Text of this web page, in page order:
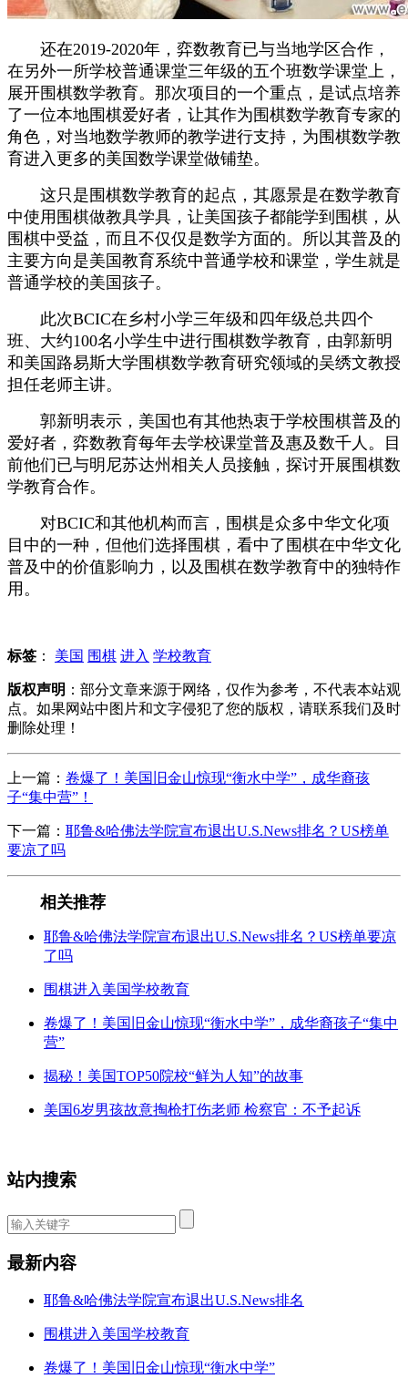
还在2019-2020年，弈数教育已与当地学区合作，
在另外一所学校普通课堂三年级的五个班数学课堂上，
展开围棋数学教育。那次项目的一个重点，是试点培养
了一位本地围棋爱好者，让其作为围棋数学教育专家的
角色，对当地数学教师的教学进行支持，为围棋数学教
育进入更多的美国数学课堂做铺垫。
这只是围棋数学教育的起点，其愿景是在数学教育
中使用围棋做教具学具，让美国孩子都能学到围棋，从
围棋中受益，而且不仅仅是数学方面的。所以其普及的
主要方向是美国教育系统中普通学校和课堂，学生就是
普通学校的美国孩子。
此次BCIC在乡村小学三年级和四年级总共四个
班、大约100名小学生中进行围棋数学教育，由郭新明
和美国路易斯大学围棋数学教育研究领域的吴绣文教授
担任老师主讲。
郭新明表示，美国也有其他热衷于学校围棋普及的
爱好者，弈数教育每年去学校课堂普及惠及数千人。目
前他们已与明尼苏达州相关人员接触，探讨开展围棋数
学教育合作。
对BCIC和其他机构而言，围棋是众多中华文化项
目中的一种，但他们选择围棋，看中了围棋在中华文化
普及中的价值影响力，以及围棋在数学教育中的独特作
用。
标签 ： 美国 围棋 进入 学校教育
版权声明 ：部分文章来源于网络，仅作为参考，不代表本站观
点。如果网站中图片和文字侵犯了您的版权，请联系我们及时
删除处理！
上一篇： 卷爆了！美国旧金山惊现“衡水中学”，成华裔孩
子“集中营”！
下一篇： 耶鲁&哈佛法学院宣布退出U.S.News排名？US榜单
要凉了吗
相关推荐
耶鲁&哈佛法学院宣布退出U.S.News排名？US榜单要凉
了吗
围棋进入美国学校教育
卷爆了！美国旧金山惊现“衡水中学”，成华裔孩子“集中
营”
揭秘！美国TOP50院校“鲜为人知”的故事
美国6岁男孩故意掏枪打伤老师 检察官：不予起诉
站内搜索
最新内容
耶鲁&哈佛法学院宣布退出U.S.News排名
围棋进入美国学校教育
卷爆了！美国旧金山惊现“衡水中学”